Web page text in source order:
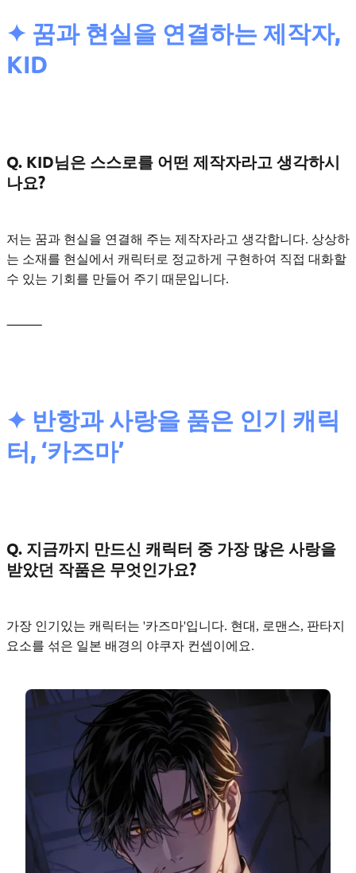
✦ 꿈과 현실을 연결하는 제작자,
KID
Q. KID님은 스스로를 어떤 제작자라고 생각하시
나요?
저는 꿈과 현실을 연결해 주는 제작자라고 생각합니다. 상상하
는 소재를 현실에서 캐릭터로 정교하게 구현하여 직접 대화할
수 있는 기회를 만들어 주기 때문입니다.
⸻
✦ 반항과 사랑을 품은 인기 캐릭
터, ‘카즈마’
Q. 지금까지 만드신 캐릭터 중 가장 많은 사랑을
받았던 작품은 무엇인가요?
가장 인기있는 캐릭터는 '카즈마'입니다. 현대, 로맨스, 판타지
요소를 섞은 일본 배경의 야쿠자 컨셉이에요.